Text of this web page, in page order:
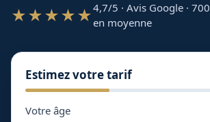
★★★★★4,7/5 · Avis Google · 700
en moyenne
Estimez votre tarif
Votre âge